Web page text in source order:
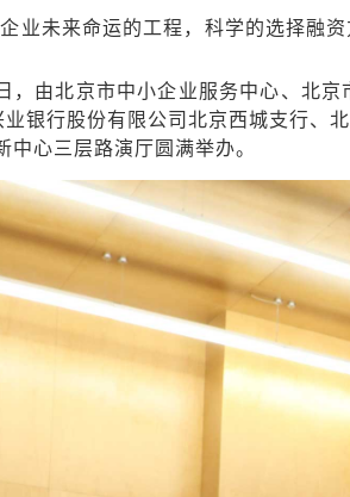
业未来命运的工程，科学的选择融
，由北京市中小企业服务中心、北
银行股份有限公司北京西城支行、
中心三层路演厅圆满举办。